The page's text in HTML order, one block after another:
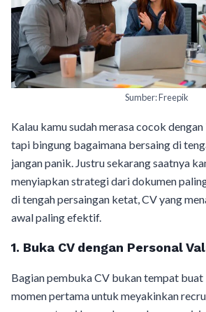
Sumber: Freepik
Kalau kamu sudah merasa cocok
tapi bingung bagaimana bersaing di
jangan panik. Justru sekarang saatnya
menyiapkan strategi dari dokumen
di tengah persaingan ketat, CV yang
awal paling efektif.
1. Buka CV dengan Personal
Bagian pembuka CV bukan tempat
momen pertama untuk meyakinkan